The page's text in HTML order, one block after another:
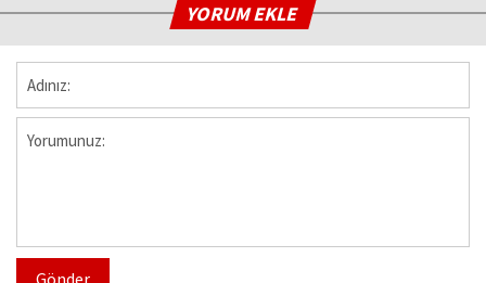
YORUM EKLE